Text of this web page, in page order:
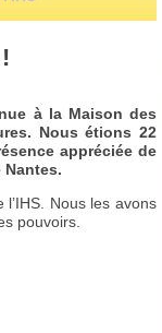
à la Maison des
Nous étions 22
appréciée de
Nantes.
Nous les avons
pouvoirs.